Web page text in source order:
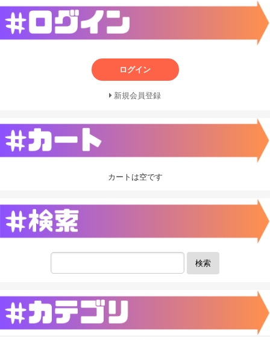
ログイン
新規会員登録
カートは空です
検索